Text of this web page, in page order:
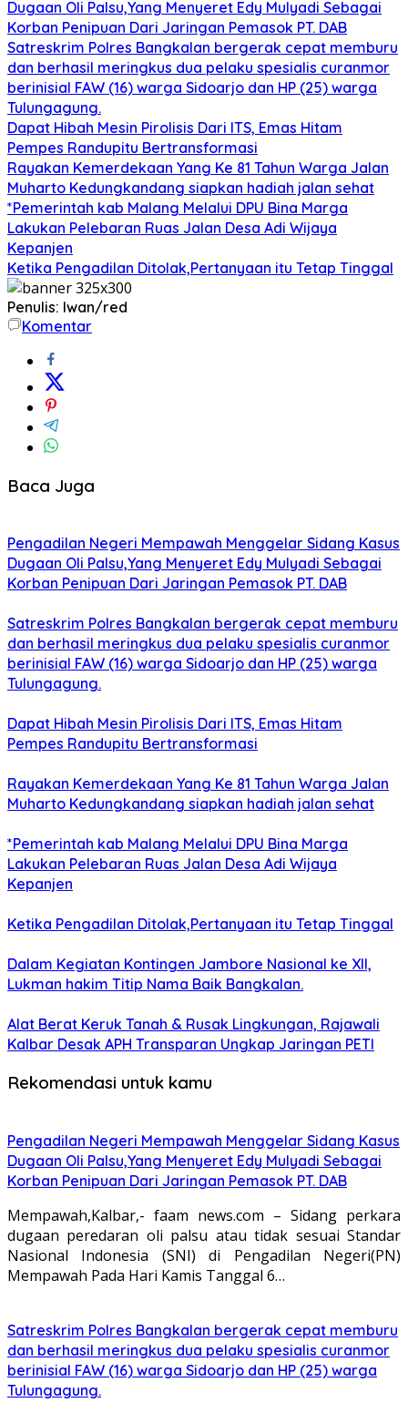
Dugaan Oli Palsu,Yang Menyeret Edy Mulyadi Sebagai
Korban Penipuan Dari Jaringan Pemasok PT. DAB
Satreskrim Polres Bangkalan bergerak cepat memburu
dan berhasil meringkus dua pelaku spesialis curanmor
berinisial FAW (16) warga Sidoarjo dan HP (25) warga
Tulungagung.
Dapat Hibah Mesin Pirolisis Dari ITS, Emas Hitam
Pempes Randupitu Bertransformasi
Rayakan Kemerdekaan Yang Ke 81 Tahun Warga Jalan
Muharto Kedungkandang siapkan hadiah jalan sehat
*Pemerintah kab Malang Melalui DPU Bina Marga
Lakukan Pelebaran Ruas Jalan Desa Adi Wijaya
Kepanjen
Ketika Pengadilan Ditolak,Pertanyaan itu Tetap Tinggal
Penulis: Iwan/red
Komentar
Baca Juga
Pengadilan Negeri Mempawah Menggelar Sidang Kasus
Dugaan Oli Palsu,Yang Menyeret Edy Mulyadi Sebagai
Korban Penipuan Dari Jaringan Pemasok PT. DAB
Satreskrim Polres Bangkalan bergerak cepat memburu
dan berhasil meringkus dua pelaku spesialis curanmor
berinisial FAW (16) warga Sidoarjo dan HP (25) warga
Tulungagung.
Dapat Hibah Mesin Pirolisis Dari ITS, Emas Hitam
Pempes Randupitu Bertransformasi
Rayakan Kemerdekaan Yang Ke 81 Tahun Warga Jalan
Muharto Kedungkandang siapkan hadiah jalan sehat
*Pemerintah kab Malang Melalui DPU Bina Marga
Lakukan Pelebaran Ruas Jalan Desa Adi Wijaya
Kepanjen
Ketika Pengadilan Ditolak,Pertanyaan itu Tetap Tinggal
Dalam Kegiatan Kontingen Jambore Nasional ke XII,
Lukman hakim Titip Nama Baik Bangkalan.
Alat Berat Keruk Tanah & Rusak Lingkungan, Rajawali
Kalbar Desak APH Transparan Ungkap Jaringan PETI
Rekomendasi untuk kamu
Pengadilan Negeri Mempawah Menggelar Sidang Kasus
Dugaan Oli Palsu,Yang Menyeret Edy Mulyadi Sebagai
Korban Penipuan Dari Jaringan Pemasok PT. DAB
Mempawah,Kalbar,- faam news.com – Sidang perkara
dugaan peredaran oli palsu atau tidak sesuai Standar
Nasional Indonesia (SNI) di Pengadilan Negeri(PN)
Mempawah Pada Hari Kamis Tanggal 6…
Satreskrim Polres Bangkalan bergerak cepat memburu
dan berhasil meringkus dua pelaku spesialis curanmor
berinisial FAW (16) warga Sidoarjo dan HP (25) warga
Tulungagung.